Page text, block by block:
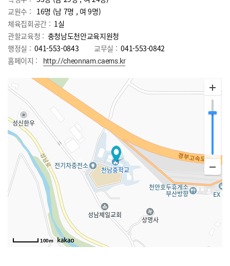
교원수 : 16명 (남 7명 , 여9명)
체육집회공간 : 1실
관할교육청 : 충청남도천안교육지원청
행정실 : 041-553-0843 교무실 : 041-553-0842
홈페이지 :
http://cheonnam.caems.kr
100m